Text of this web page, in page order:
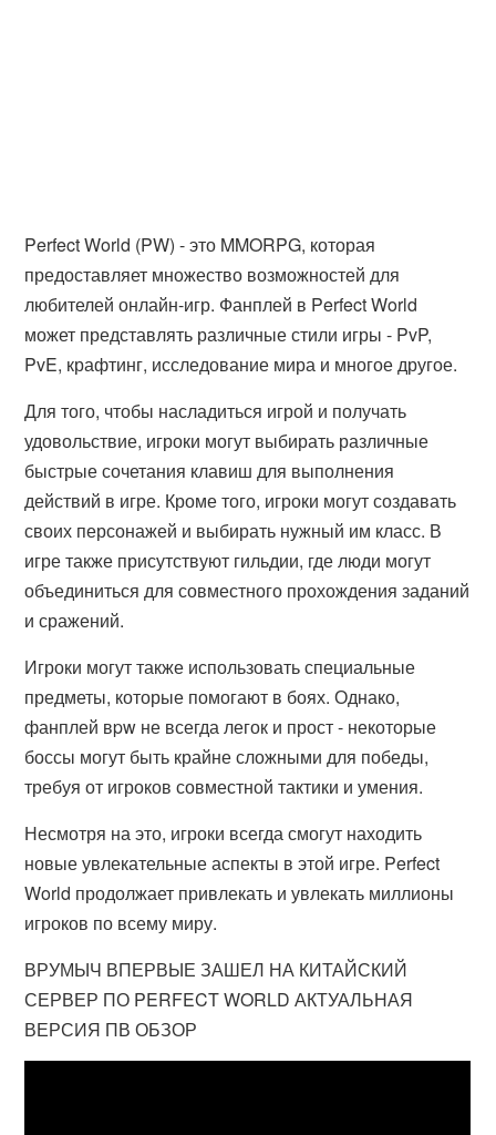
Perfect World (PW) - это MMORPG, которая
предоставляет множество возможностей для
любителей онлайн-игр. Фанплей в Perfect World
может представлять различные стили игры - PvP,
PvE, крафтинг, исследование мира и многое другое.
Для того, чтобы насладиться игрой и получать
удовольствие, игроки могут выбирать различные
быстрые сочетания клавиш для выполнения
действий в игре. Кроме того, игроки могут создавать
своих персонажей и выбирать нужный им класс. В
игре также присутствуют гильдии, где люди могут
объединиться для совместного прохождения заданий
и сражений.
Игроки могут также использовать специальные
предметы, которые помогают в боях. Однако,
фанплей вpw не всегда легок и прост - некоторые
боссы могут быть крайне сложными для победы,
требуя от игроков совместной тактики и умения.
Несмотря на это, игроки всегда смогут находить
новые увлекательные аспекты в этой игре. Perfect
World продолжает привлекать и увлекать миллионы
игроков по всему миру.
ВРУМЫЧ ВПЕРВЫЕ ЗАШЕЛ НА КИТАЙСКИЙ
СЕРВЕР ПО PERFECT WORLD АКТУАЛЬНАЯ
ВЕРСИЯ ПВ ОБЗОР